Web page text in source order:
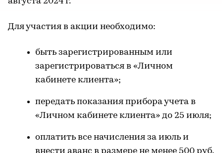
Для участия в акции необходимо:
быть зарегистрированным или
зарегистрироваться в «Личном
кабинете клиента»;
передать показания прибора учета в
«Личном кабинете клиента» до 25 июля;
оплатить все начисления за июль и
внести аванс в размере не менее 500 руб.